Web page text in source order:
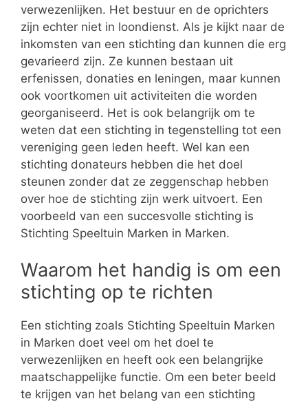
verwezenlijken. Het bestuur en de oprichters
zijn echter niet in loondienst. Als je kijkt naar de
inkomsten van een stichting dan kunnen die erg
gevarieerd zijn. Ze kunnen bestaan uit
erfenissen, donaties en leningen, maar kunnen
ook voortkomen uit activiteiten die worden
georganiseerd. Het is ook belangrijk om te
weten dat een stichting in tegenstelling tot een
vereniging geen leden heeft. Wel kan een
stichting donateurs hebben die het doel
steunen zonder dat ze zeggenschap hebben
over hoe de stichting zijn werk uitvoert. Een
voorbeeld van een succesvolle stichting is
Stichting Speeltuin Marken in Marken.
Waarom het handig is om een
stichting op te richten
Een stichting zoals Stichting Speeltuin Marken
in Marken doet veel om het doel te
verwezenlijken en heeft ook een belangrijke
maatschappelijke functie. Om een beter beeld
te krijgen van het belang van een stichting